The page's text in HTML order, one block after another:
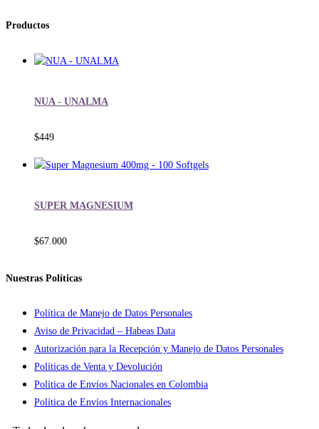
Productos
NUA - UNALMA
$449
SUPER MAGNESIUM
$67.000
Nuestras Políticas
Política de Manejo de Datos Personales
Aviso de Privacidad – Habeas Data
Autorización para la Recepción y Manejo de Datos Personales
Políticas de Venta y Devolución
Política de Envíos Nacionales en Colombia
Política de Envíos Internacionales